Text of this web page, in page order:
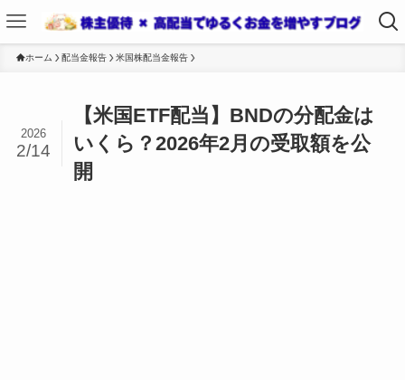
ホーム 配当金報告 米国株配当金報告
【米国ETF配当】BNDの分配金は
いくら？2026年2月の受取額を公
開
2026
2/14